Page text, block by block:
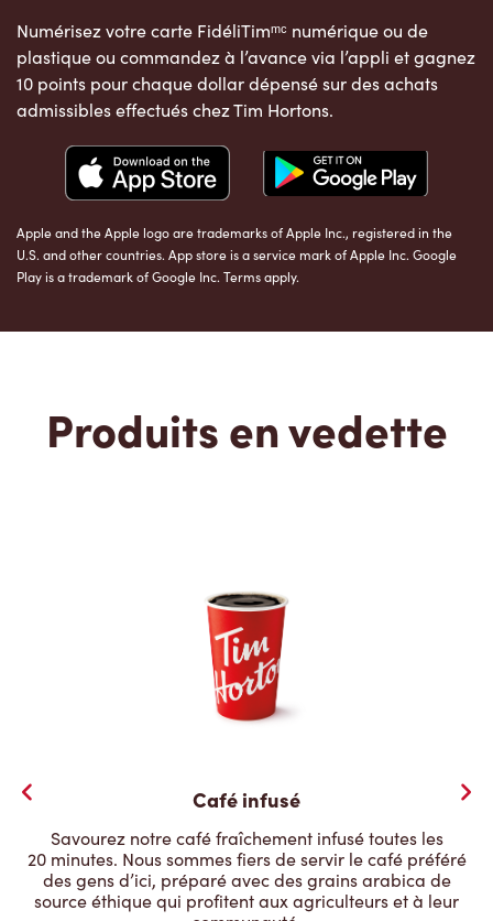
Numérisez votre carte FidéliTimᵐᶜ numérique ou de
plastique ou commandez à l’avance via l’appli et gagnez
10 points pour chaque dollar dépensé sur des achats
admissibles effectués chez Tim Hortons.
Apple and the Apple logo are trademarks of Apple Inc., registered in the
U.S. and other countries. App store is a service mark of Apple Inc. Google
Play is a trademark of Google Inc. Terms apply.
Produits en vedette
Café infusé
Savourez notre café fraîchement infusé toutes les
20 minutes. Nous sommes fiers de servir le café préféré
des gens d’ici, préparé avec des grains arabica de
source éthique qui profitent aux agriculteurs et à leur